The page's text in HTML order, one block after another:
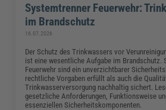
Systemtrenner Feuerwehr:
im Brandschutz
16.07.2026
Der Schutz des Trinkwassers vor
ist eine wesentliche Aufgabe im Brandschutz.
Feuerwehr sind ein unverzichtbarer
rechtliche Vorgaben erfüllt als auch die
Trinkwasserversorgung nachhaltig sichert.
gesetzliche Anforderungen, Funktionsweise
essenziellen Sicherheitskomponenten.